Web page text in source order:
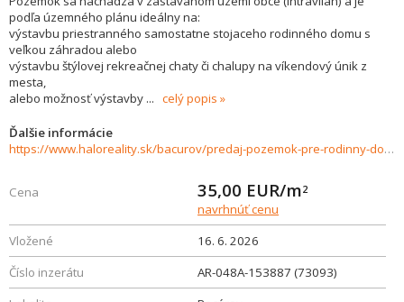
podľa územného plánu ideálny na:
výstavbu priestranného samostatne stojaceho rodinného domu s
veľkou záhradou alebo
výstavbu štýlovej rekreačnej chaty či chalupy na víkendový únik z
mesta,
alebo možnosť výstavby ... celý popis
Ďalšie informácie
https://www.haloreality.sk/bacurov/predaj-pozemok-pre-rodinny-dom---7396-m2-bacurov-alebo-inu-vystavbu-rovinaty-slnecny---exkluzivne-halo-reality/73093
Cena 35,00 EUR/m2
navrhnúť cenu
Vložené
16. 6. 2026
Číslo inzerátu
AR-048A-153887 (73093)